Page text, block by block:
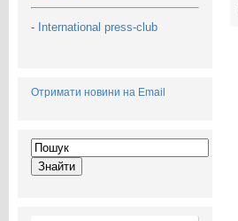
- International press-club
Отримати новини на Email